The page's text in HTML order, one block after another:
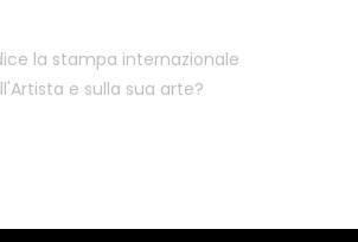
la stampa internazionale
e sulla sua arte?